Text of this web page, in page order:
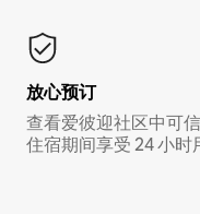
放心预订
查看爱彼迎社区中可
住宿期间享受 24 小时